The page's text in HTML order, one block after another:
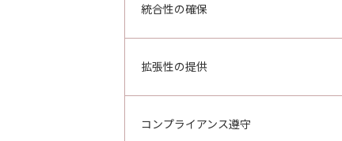
統合性の確保
拡張性の提供
コンプライアンス遵守